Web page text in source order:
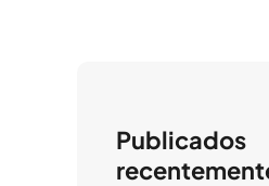
Publicados